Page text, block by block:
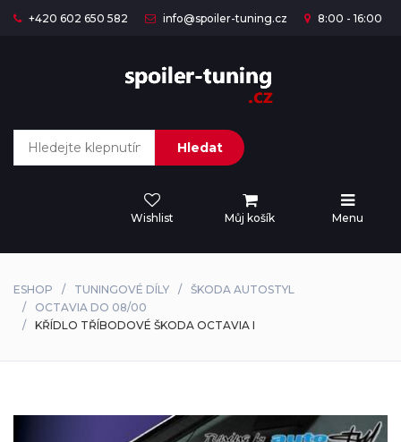
+420 602 650 582 info@spoiler-tuning.cz 8:00 - 16:00
Hledat
Wishlist Můj košík Menu
ESHOP TUNINGOVÉ DÍLY
ŠKODA AUTOSTYL
OCTAVIA DO 08/00
KŘÍDLO TŘÍBODOVÉ ŠKODA OCTAVIA I